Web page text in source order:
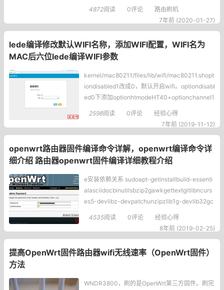
看参数比TL-R1660+好多了，立马上山来学习个
人在玩路由方面纯小白，不过因为工作关系，多
4872阅读 0评论
路由刷机
7年前 (2020-01-27)
lede编译修改默认WIFI名称，添加WIFI配置，WIFI名为
MAC后六位lede编译WIFI参数
kernel/mac80211/files/lib/wifi/mac80211.shopt
iondisabled1改成0，默认开启wifi。optiondisabl
ed0下添加optionhtmodeHT40+optionchannel1
optioncountryCNoptionnoscan1o
2598阅读 0评论
经验心得
7年前 (2019-11-12)
openwrt路由器固件编译命令详解，openwrt编译命令详
细介绍 路由器openwrt固件编译详细教程介绍
e安装依赖关系 sudoapt-getinstallbuild-essenti
alasciidocbinutilsbzip2gawkgettextgitlibncurs
es5-devlibz-devpatchunzipzlib1g-devlib32gc
c1libc6-dev-i386subversionflexuglifyjsgit
4535阅读 0评论
经验心得
8年前 (2019-02-25)
提高OpenWrt固件路由器wifi无线速率（OpenWrt固件）
方法
WNDR3800，刷的是OpenWrt第三方固件。刷完